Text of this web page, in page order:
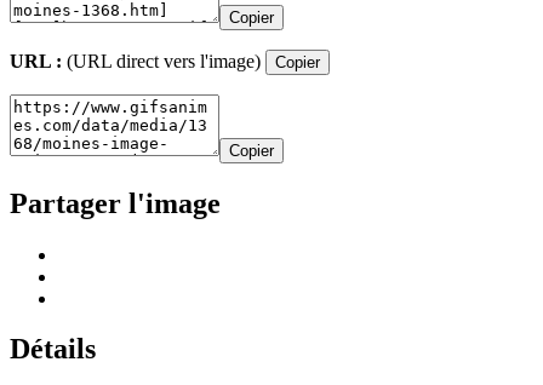
Copier
URL : (URL direct vers l'image) Copier
Copier
Partager l'image
Détails